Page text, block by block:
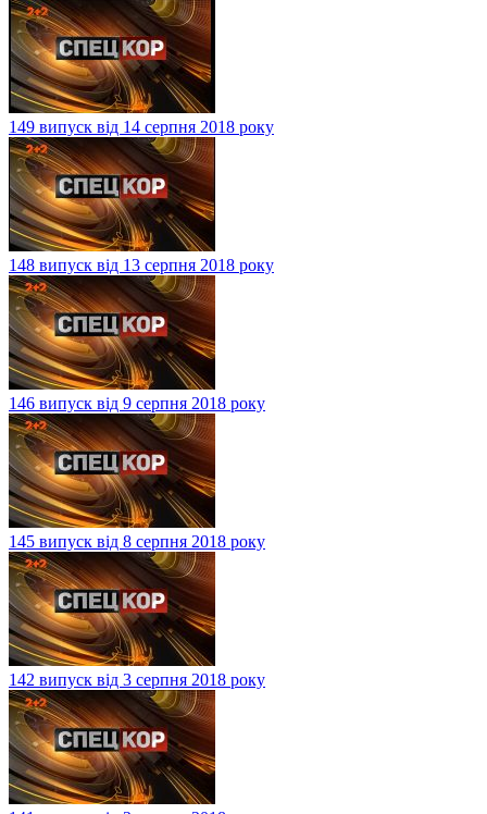
149 випуск від 14 серпня 2018 року
148 випуск від 13 серпня 2018 року
146 випуск від 9 серпня 2018 року
145 випуск від 8 серпня 2018 року
142 випуск від 3 серпня 2018 року